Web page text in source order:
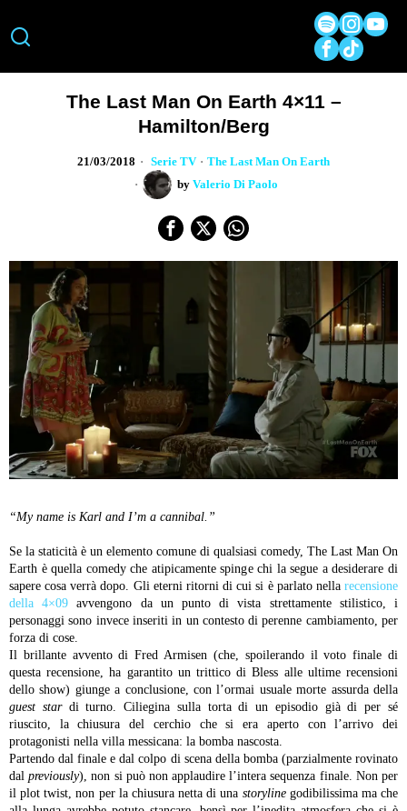
The Last Man On Earth 4×11 –
Hamilton/Berg
21/03/2018 Serie TV · The Last Man On Earth
by Valerio Di Paolo
“My name is Karl and I’m a cannibal.”
Se la staticità è un elemento comune di qualsiasi comedy, The Last Man On
Earth è quella comedy che atipicamente spinge chi la segue a desiderare di
sapere cosa verrà dopo. Gli eterni ritorni di cui si è parlato nella recensione
della 4×09 avvengono da un punto di vista strettamente stilistico, i
personaggi sono invece inseriti in un contesto di perenne cambiamento, per
forza di cose.
Il brillante avvento di Fred Armisen (che, spoilerando il voto finale di
questa recensione, ha garantito un trittico di Bless alle ultime recensioni
dello show) giunge a conclusione, con l’ormai usuale morte assurda della
guest stardi turno. Ciliegina sulla torta di un episodio già di per sé
riuscito, la chiusura del cerchio che si era aperto con l’arrivo dei
protagonisti nella villa messicana: la bomba nascosta.
Partendo dal finale e dal colpo di scena della bomba (parzialmente rovinato
dalpreviously), non si può non applaudire l’intera sequenza finale. Non per
il plot twist, non per la chiusura netta di una storylinegodibilissima ma che